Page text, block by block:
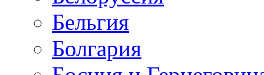
Бельгия
Болгария